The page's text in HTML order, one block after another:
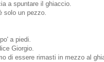
a spuntare il ghiaccio.
solo un pezzo.
a piedi.
Giorgio.
di essere rimasti in mezzo al